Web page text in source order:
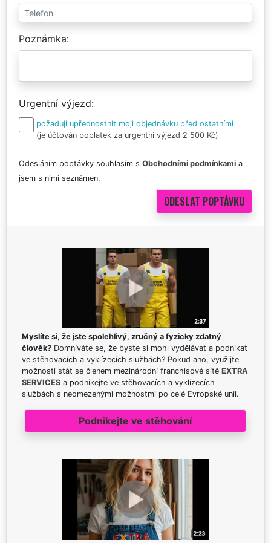
Poznámka
Urgentní výjezd
požaduji upřednostnit moji objednávku před ostatními
(je účtován poplatek za urgentní výjezd 2 500 Kč)
Odesláním poptávky souhlasím s Obchodními podmínkami a
jsem s nimi seznámen.
Myslíte si, že jste spolehlivý, zručný a fyzicky zdatný
člověk? Domníváte se, že byste si mohl vydělávat a podnikat
ve stěhovacích a vyklízecích službách? Pokud ano, využijte
možnosti stát se členem mezinárodní franchisové sítě EXTRA
SERVICES a podnikejte ve stěhovacích a vyklízecích
službách s neomezenými možnostmi po celé Evropské unii.
Podnikejte ve stěhování